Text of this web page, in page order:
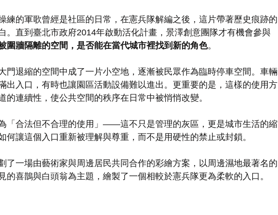
練的軍歌曾經是社區的日常，在憲兵隊解編之後，這片帶著歷史痕跡的
。直到臺北市政府2014年啟動活化計畫，景澤創意團隊才有機會參與
圍牆隔離的空間，是否能在當代城市裡找到新的角色。
門退縮的空間中成了一片小空地，逐漸被民眾作為臨時停車空間。車輛
出入口，有時也讓園區活動設備難以進出。更重要的是，這樣的使用方
的連續性，使公共空間的秩序在日常中被悄悄改變。
「合法但不合理的使用」——這不只是管理的灰區，更是城市生活的縮
何讓這個入口重新被理解與尊重，而不是用硬性的禁止或封鎖。
了一場由藝術家與周邊居民共同合作的彩繪方案，以周邊濕地最著名的
的喜鵲與白頭翁為主題，繪製了一個相較於憲兵隊更為柔軟的入口。